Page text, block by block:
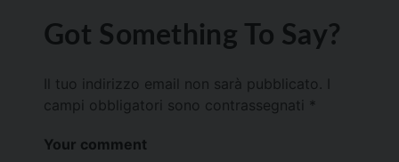
Got Something To Say?
Il tuo indirizzo email non sarà pubblicato.
campi obbligatori sono contrassegnati *
Your comment